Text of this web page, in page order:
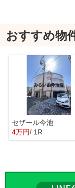
おすすめ物
セザール今池
4万円/ 1R